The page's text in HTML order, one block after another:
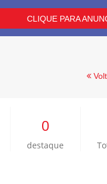
CLIQUE PARA
0
destaque